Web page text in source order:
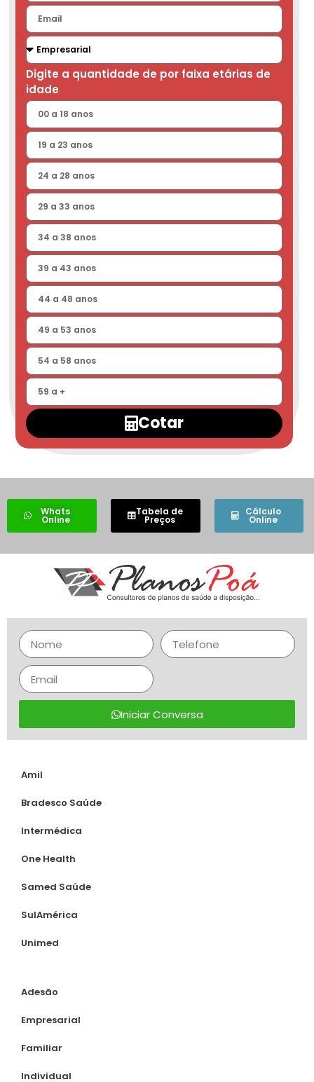
Digite a quantidade de por faixa etárias de
idade
Cotar
Whats
Online
Tabela de
Preços
Cálculo
Online
Iniciar Conversa
Amil
Bradesco Saúde
Intermédica
One Health
Samed Saúde
SulAmérica
Unimed
Adesão
Empresarial
Familiar
Individual